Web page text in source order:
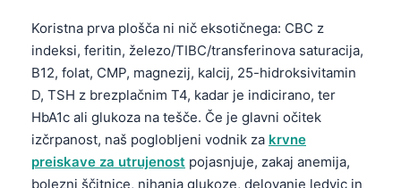
Koristna prva plošča ni nič eksotičnega: CBC z
indeksi, feritin, železo/TIBC/transferinova saturacija,
B12, folat, CMP, magnezij, kalcij, 25-hidroksivitamin
D, TSH z brezplačnim T4, kadar je indicirano, ter
HbA1c ali glukoza na tešče. Če je glavni očitek
izčrpanost, naš poglobljeni vodnik za krvne
preiskave za utrujenost pojasnjuje, zakaj anemija,
bolezni ščitnice, nihanja glukoze, delovanje ledvic in